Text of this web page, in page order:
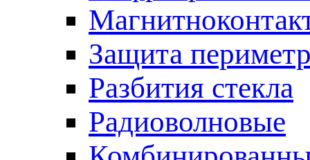
Защита
Разбития стекла
Радиоволновые